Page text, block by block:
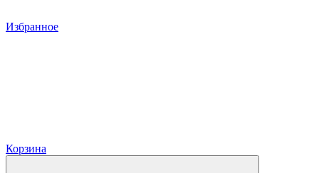
Избранное
Корзина